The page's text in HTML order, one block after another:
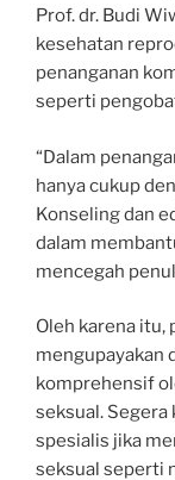
Prof. dr. Budi
kesehatan
penanganan
seperti
“Dalam
hanya cukup
Konseling dan
dalam
mencegah
Oleh karena itu,
mengupayakan
komprehensif
seksual.
spesialis jika
seksual seperti